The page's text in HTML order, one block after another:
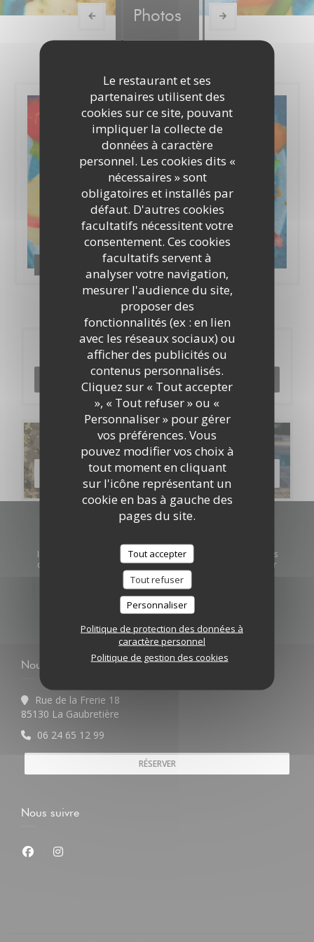
Le restaurant et ses
partenaires utilisent des
cookies sur ce site, pouvant
impliquer la collecte de
données à caractère
personnel. Les cookies dits «
nécessaires » sont
obligatoires et installés par
défaut. D'autres cookies
facultatifs nécessitent votre
consentement. Ces cookies
facultatifs servent à
analyser votre navigation,
mesurer l'audience du site,
proposer des
fonctionnalités (ex : en lien
avec les réseaux sociaux) ou
afficher des publicités ou
contenus personnalisés.
Cliquez sur « Tout accepter
», « Tout refuser » ou «
Personnaliser » pour gérer
vos préférences. Vous
pouvez modifier vos choix à
tout moment en cliquant
sur l'icône représentant un
cookie en bas à gauche des
pages du site.
Tout accepter
Tout refuser
Personnaliser
Politique de protection des données à
caractère personnel
Politique de gestion des cookies
Photos
Réservation
RÉSERVER
Cartes & Menus
DÉCOUVRIR NOTRE CARTE
Inscrivez-vous à notre lettre d'information pour recevoir des
communications personnalisées et des offres marketing par
courriel.
S'ABONNER
Nous contacter
Rue de la Frerie 18
85130 La Gaubretière
06 24 65 12 99
RÉSERVER
Nous suivre
Facebook ((ouvre une nouvelle fenêtre))
Instagram ((ouvre une nouvelle fenêtre))